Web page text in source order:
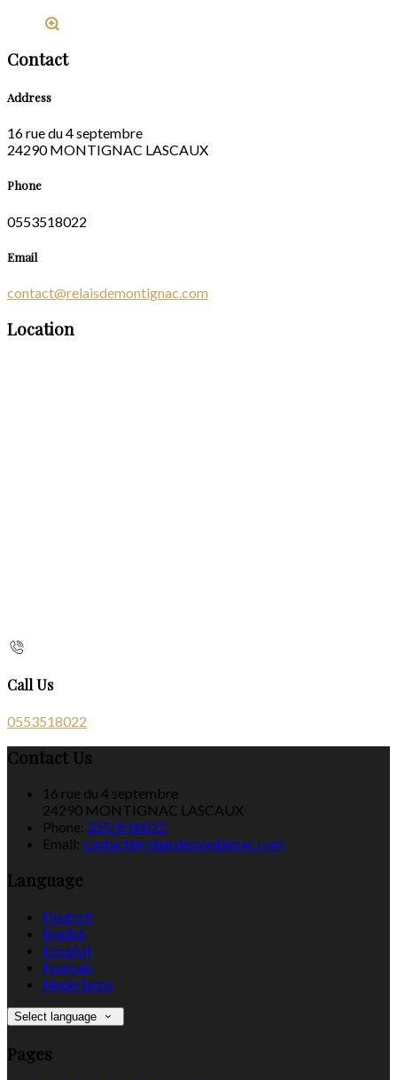
Contact
Address
16 rue du 4 septembre
24290 MONTIGNAC LASCAUX
Phone
0553518022
Email
contact@relaisdemontignac.com
Location
Call Us
0553518022
Contact Us
16 rue du 4 septembre
24290 MONTIGNAC LASCAUX
Phone: 0553518022
Email: contact@relaisdemontignac.com
Language
Deutsch
English
Español
Français
Nederlands
Select language
Pages